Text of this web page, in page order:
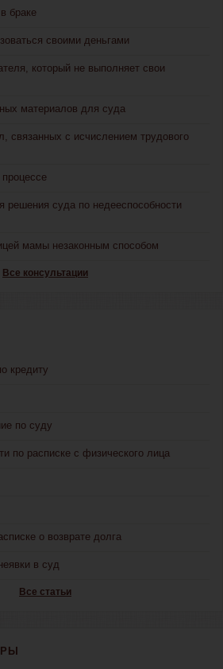
браке
своими деньгами
который не выполняет свои
материалов для суда
связанных с исчислением трудового
процессе
решения суда по недееспособности
мамы незаконным способом
Все консультации
кредиту
по суду
по расписке с физического лица
о возврате долга
в суд
Все статьи